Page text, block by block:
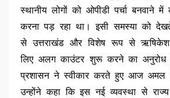
स्थानीय लोगों को ओपीडी पर्चा बनवाने में
करना पड़ रहा था। इसी समस्या को
से उत्तराखंड और विशेष रूप से ऋषिकेश
लिए अलग काउंटर शुरू करने का अनुरोध
प्रशासन ने स्वीकार करते हुए आज अमल
उन्होंने कहा कि इस नई व्यवस्था से